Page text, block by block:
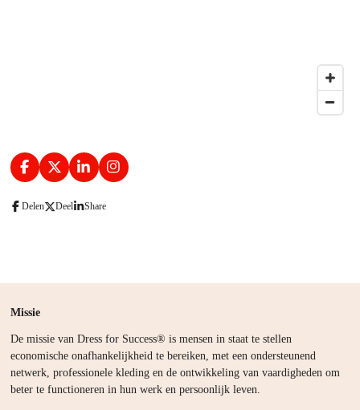
F
a
e
X
L
i
k
I
n
Delen Deel Share
Missie
De missie van Dress for Success® is mensen in staat te stellen
economische onafhankelijkheid te bereiken, met een ondersteunend
netwerk, professionele kleding en de ontwikkeling van vaardigheden om
beter te functioneren in hun werk en persoonlijk leven.